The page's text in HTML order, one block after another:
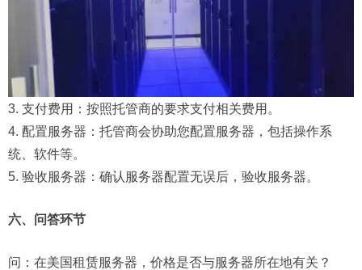
3. 支付费用：按照托管商的要求支付相关费用。
4. 配置服务器：托管商会协助您配置服务器，包括操作系
统、软件等。
5. 验收服务器：确认服务器配置无误后，验收服务器。
六、问答环节
问： 在美国租赁服务器，价格是否与服务器所在地有关？